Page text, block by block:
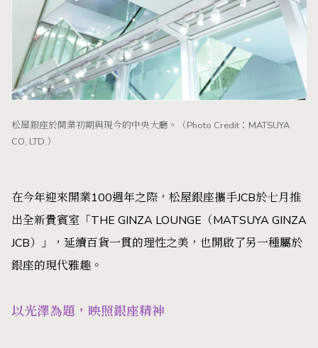
松屋銀座於開業初期與現今的中央大廳。（Photo Credit：MATSUYA
CO, LTD.）
在今年迎來開業100週年之際，松屋銀座攜手JCB於七月推
出全新貴賓室「THE GINZA LOUNGE（MATSUYA GINZA
JCB）」，延續百貨一貫的理性之美，也開啟了另一種屬於
銀座的現代雅趣。
以光澤為題，映照銀座精神